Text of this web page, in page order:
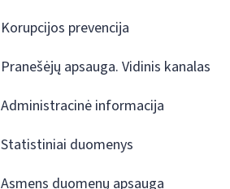
Korupcijos prevencija
Pranešėjų apsauga. Vidinis kanalas
Administracinė informacija
Statistiniai duomenys
Asmens duomenų apsauga